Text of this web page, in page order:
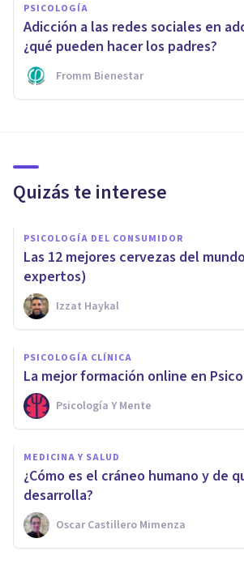
PSICOLOGÍA
Adicción a las redes sociales en
¿qué pueden hacer los padres?
Fromm Bienestar
Quizás te interese
PSICOLOGÍA DEL CONSUMIDOR
Las 12 mejores cervezas del
expertos)
Izzat Haykal
PSICOLOGÍA CLÍNICA
La mejor formación online en
Psicología Y Mente
MEDICINA Y SALUD
¿Cómo es el cráneo humano y de
desarrolla?
Oscar Castillero Mimenza